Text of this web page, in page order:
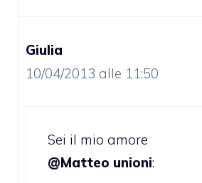
Giulia
10/04/2013 alle 11:50
Sei il mio amore
@Matteo unioni: